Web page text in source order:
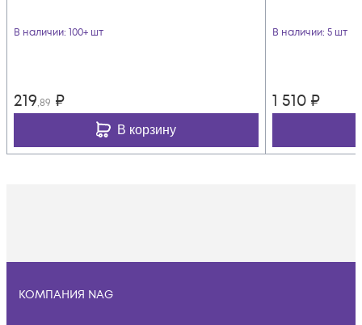
В наличии: 100+ шт
219,89 ₽
В корзину
В наличии: 5 шт
1 510 ₽
КОМПАНИЯ NAG